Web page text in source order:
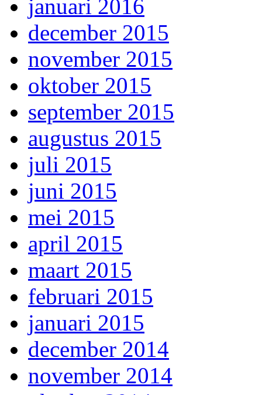
januari 2016
december 2015
november 2015
oktober 2015
september 2015
augustus 2015
juli 2015
juni 2015
mei 2015
april 2015
maart 2015
februari 2015
januari 2015
december 2014
november 2014